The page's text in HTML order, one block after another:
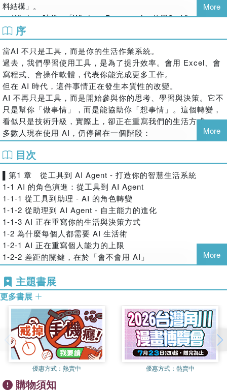
AI智慧生活術
打造你的AI生活作業系統
★☆★AI不只是工具，而是你的生活系統★☆★
★☆★未來的競爭，是系統的競爭★☆★
★☆★讓AI幫你做事，更幫你做決定★☆★
在 AI 時代，真正的差距，已經不在於你會不會用工具，而是
在你是否擁有一套完整的智慧生活系統。多數人使用 AI，還停
留在：
◎問問題 → 得到答案
但真正掌握 AI 的人，已經在做一件事：
◎用 AI 設計生活、優化決策、放大能力
這不是一本教你「怎麼用 AI」的書，而是帶你建立：
◎AI生活作業系統（AI Life OS）
讓 AI 成為你的：
◎生活助理（安排、規劃、提醒）
◎分析師（理解資訊、做出判斷）
◎創作者（寫作、設計、影音產出）
為什麼你一定要買這本書？ - 讀者必買的十大理由
1. 從「工具使用者」升級為「系統設計者」
不再用 AI 解決單一問題，而是建立可持續運作的生活系統。
2. 一次掌握 AI 在生活中的三大核心角色
助理 x 分析 x 創作，全面提升你的效率與能力。
3?. 每天都用得到的 AI 實戰應用
料結構」。
► Windows時代：「Windows Programming 使用C、Visual
Basic」。
► Internet時代：「網頁設計使用HTML」。
► 大數據時代：「R 語言邁向Big Data之路、Python王者歸來」。
► AI時代：「機器學習數學、微積分 + Python實作」、「AI視
覺、AI之眼」。
► 通用AI時代：「ChatGPT、Gemini、Copilot、無料AI、AI職
場、AI行銷、AI影片、AI賺錢術、NotebookLM - 打造AI『第二大
腦』」。
► Vibe Coding 時代：「寫程式的 AI 戰友、Vibe Coding -
ChatGPT x Codex」。
宇宙」作者。
► 國內第 1 本「AI 健康養生長壽書」、「AI 思維 – 原子習慣」作
者。
作品曾被翻譯為簡體中文、馬來西亞文，英文，近年來作品則是在
北京清華大學和台灣深智同步發行。
他的多本著作皆曾登上天瓏、博客來、Momo電腦書類，不同時期
暢銷排行榜第1 名，他的著作特色是，所有程式語法或是功能解說
會依特性分類，同時以實用的程式範例做說明，不賣弄學問，讓整
本書淺顯易懂，讀者可以由他的著作事半功倍輕鬆掌握相關知識。
More
序
當AI 不只是工具，而是你的生活作業系統。
過去，我們學習使用工具，是為了提升效率。會用 Excel、會
寫程式、會操作軟體，代表你能完成更多工作。
但在 AI 時代，這件事情正在發生本質性的改變。
AI 不再只是工具，而是開始參與你的思考、學習與決策。它不
只是幫你「做事情」，而是能協助你「想事情」。這個轉變，
看似只是技術升級，實際上，卻正在重寫我們的生活方式。
多數人現在使用 AI，仍停留在一個階段：
► 問問題 → 得到答案。
但真正的差距，並不在於你問了多少問題，而在於 - 你是否建
核心問題。
本書並不是一本單純介紹 AI 工具的書，而是帶你從零開始，
建立一套完整的：
► AI 生活作業系統（AI Life OS）
在這套系統中，AI 不再只是零散的應用，而是成為你生活中三
個最重要的角色：
► 助理（Assist）：幫你處理日常任務與生活安排。
► 分析（Analyze）：幫你理解資訊與做出判斷。
這三種角色，將貫穿你的生活、工作與學習，形成一個可持續
運作的循環系統。
本書的內容設計，並不是從「工具功能」出發，而是從「生活
需求」出發。你將看到：
► 從每天的行程安排、待辦管理與生活節奏設計。
► 到寫作表達、內容產出與思考整理。
► 再到知識學習、第二大腦建立與 AI 搜尋。
► 甚至延伸到圖像創作、聲音生成、影片製作、個人品牌建
立。
More
目次
▌第1 章 從工具到 AI Agent - 打造你的智慧生活系統
1-1 AI 的角色演進：從工具到 AI Agent
1-1-1 從工具到助理 - AI 的角色轉變
1-1-2 從助理到 AI Agent - 自主能力的進化
1-1-3 AI 正在重寫你的生活與決策方式
1-2 為什麼每個人都需要 AI 生活術
1-2-1 AI 正在重寫個人能力的上限
1-2-2 差距的關鍵，在於「會不會用 AI」
1-2-3 AI 如何加速你的學習與成長
1-3 AI 在生活中的三種核心角色
1-3-1 助理（Assist） - 日常任務與效率提升
1-3-2 分析（Analyze） - 資料理解與決策支援
1-3-3 創作（Create） - 內容生成與靈感延伸
▌第2 章 AI 日常生活術 - 讓生活變簡單
2-1 行程安排與待辦管理
2-1-1 從待辦清單到可執行行程
2-1-2 一天行程安排實例
2-2 AI 幫你做選擇（餐廳、旅遊、購物）
More
主題書展
更多書展
優惠方式： 熱賣中 優惠方式： 熱賣中
購物須知